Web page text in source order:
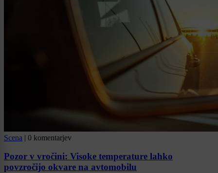
Scena | 0 komentarjev
Pozor v vročini: Visoke temperature lahko
povzročijo okvare na avtomobilu